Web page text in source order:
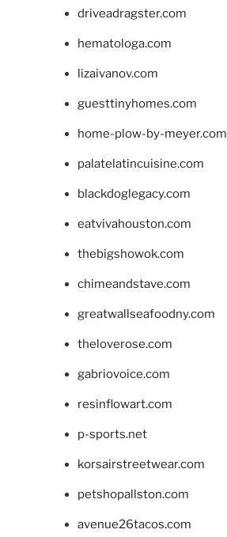
driveadragster.com
hematologa.com
lizaivanov.com
guesttinyhomes.com
home-plow-by-meyer.com
palatelatincuisine.com
blackdoglegacy.com
eatvivahouston.com
thebigshowok.com
chimeandstave.com
greatwallseafoodny.com
theloverose.com
gabriovoice.com
resinflowart.com
p-sports.net
korsairstreetwear.com
petshopallston.com
avenue26tacos.com